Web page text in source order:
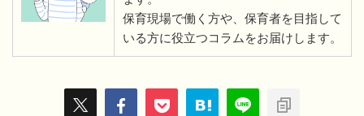
保育現場で働く方や、保育者を目指して
いる方に役立つコラムをお届けします。